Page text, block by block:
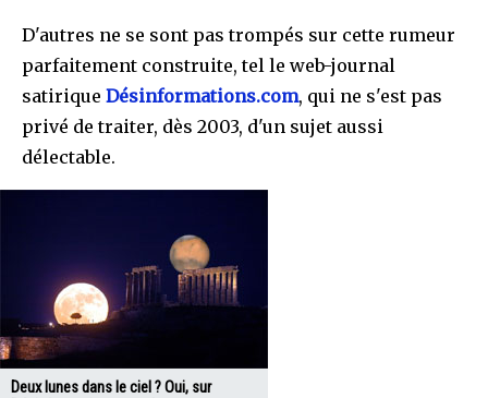
D'autres ne se sont pas trompés sur cette rumeur
parfaitement construite, tel le web-journal
satirique Désinformations.com, qui ne s'est pas
privé de traiter, dès 2003, d'un sujet aussi
délectable.
Deux lunes dans le ciel ? Oui, sur